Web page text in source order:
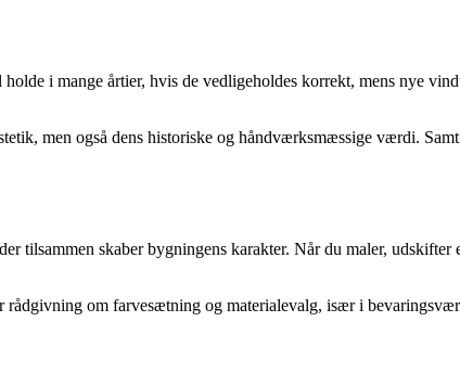
i mange årtier, hvis de vedligeholdes korrekt, mens nye
men også dens historiske og håndværksmæssige værdi.
tilsammen skaber bygningens karakter. Når du maler,
om farvesætning og materialevalg, især i